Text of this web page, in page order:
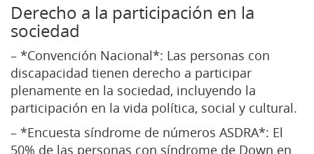
Derecho a la participación en la
sociedad
– *Convención Nacional*: Las personas con
discapacidad tienen derecho a participar
plenamente en la sociedad, incluyendo la
participación en la vida política, social y cultural.
– *Encuesta síndrome de números ASDRA*: El
50% de las personas con síndrome de Down en